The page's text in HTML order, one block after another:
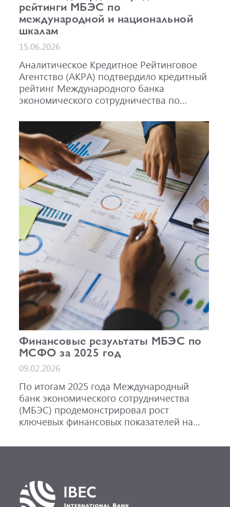
рейтинги МБЭС по
международной и национальной
шкалам
15.06.2026
Аналитическое Кредитное Рейтинговое
Агентство (АКРА) подтвердило кредитный
рейтинг Международного банка
экономического сотрудничества по
прогноз «Стабильный», и по
национальной шкале для Российской
Федерации на уровне AAA(RU), прогноз
«Стабильный». Также подтвержден
рейтинг облигаций МБЭС серий 001Р-02
(RU000A101RJ7), 002Р-03 (RU000A108Q03)
и 002Р-04 (RU000A10CC99) на уровне
AAA(RU).
Финансовые результаты МБЭС по
МСФО за 2025 год
09.02.2026
По итогам 2025 года Международный
банк экономического сотрудничества
(МБЭС) продемонстрировал рост
ключевых финансовых показателей на
направлений деятельности.